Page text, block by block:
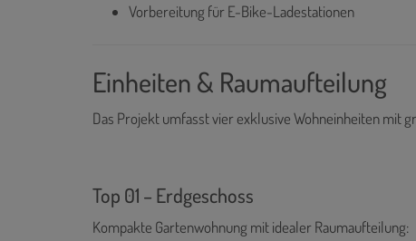
Vorbereitung für E-Bike-Ladestationen
Einheiten & Raumaufteilung
Das Projekt umfasst vier exklusive Wohneinheiten mit
Top 01 – Erdgeschoss
Kompakte Gartenwohnung mit idealer Raumaufteilung: